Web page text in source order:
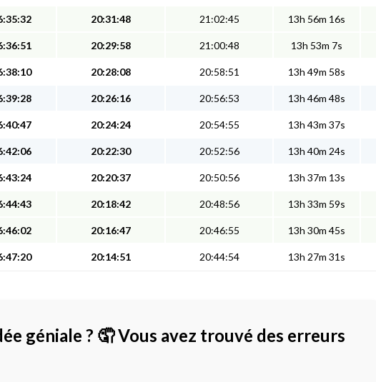
20:31:48 21:02:45 13h 56m 16s
20:29:58 21:00:48 13h 53m 7s
20:28:08 20:58:51 13h 49m 58s
20:26:16 20:56:53 13h 46m 48s
20:24:24 20:54:55 13h 43m 37s
20:22:30 20:52:56 13h 40m 24s
20:20:37 20:50:56 13h 37m 13s
20:18:42 20:48:56 13h 33m 59s
20:16:47 20:46:55 13h 30m 45s
20:14:51 20:44:54 13h 27m 31s
géniale ? 🤦 Vous avez trouvé des erreurs